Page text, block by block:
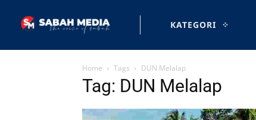
KATEGORI
Home Tags DUN Melalap
Tag: DUN Melalap